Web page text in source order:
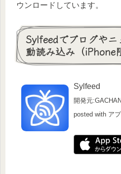
ウンロードしています。
Sylfeedでブログやニ
動読み込み（iPhone
Sylfeed
開発元
posted with ア